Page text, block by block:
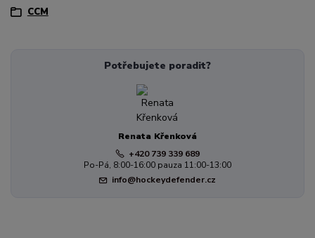
CCM
Potřebujete poradit?
Renata Křenková
+420 739 339 689
Po-Pá, 8:00-16:00 pauza 11:00-13:00
info@hockeydefender.cz